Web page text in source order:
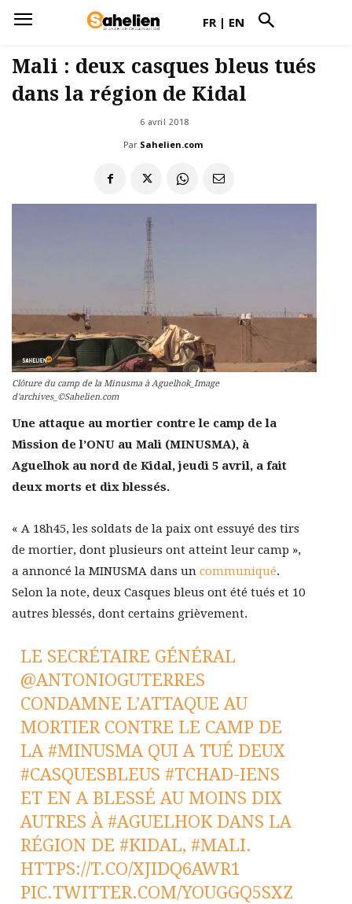
FR | EN
Mali : deux casques bleus tués
dans la région de Kidal
6 avril 2018
Par Sahelien.com
Clôture du camp de la Minusma à Aguelhok_Image
d'archives_©Sahelien.com
Une attaque au mortier contre le camp de la
Mission de l’ONU au Mali (MINUSMA), à
Aguelhok au nord de Kidal, jeudi 5 avril, a fait
deux morts et dix blessés.
« A 18h45, les soldats de la paix ont essuyé des tirs
de mortier, dont plusieurs ont atteint leur camp »,
a annoncé la MINUSMA dans un communiqué.
Selon la note, deux Casques bleus ont été tués et 10
autres blessés, dont certains grièvement.
LE SECRÉTAIRE GÉNÉRAL
@ANTONIOGUTERRES
CONDAMNE L’ATTAQUE AU
MORTIER CONTRE LE CAMP DE
LA #MINUSMAQUI A TUÉ DEUX
#CASQUESBLEUS #TCHAD-IENS
ET EN A BLESSÉ AU MOINS DIX
AUTRES À #AGUELHOKDANS LA
RÉGION DE #KIDAL, #MALI.
HTTPS://T.CO/XJIDQ6AWR1
PIC.TWITTER.COM/YOUGGQ5SXZ